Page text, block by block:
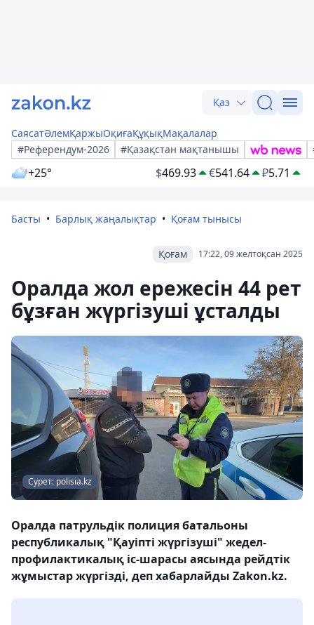
Қаз
СаясатӘлемҚаржыОқиғаҚұқықМақалалар
#Референдум-2026
#Қазақстан мақтанышы
+25° $469.93 €541.64 ₽5.71
Басты Барлық жаңалықтар Қоғам тынысы
17:22, 09 желтоқсан 2025
Қоғам
Оралда жол ережесін 44 рет
бұзған жүргізуші ұсталды
Сурет: polisia.kz
Оралда патрульдік полиция батальоны
республикалық "Қауіпті жүргізуші" жедел-
профилактикалық іс-шарасы аясында рейдтік
жұмыстар жүргізді, деп хабарлайды Zakon.kz.